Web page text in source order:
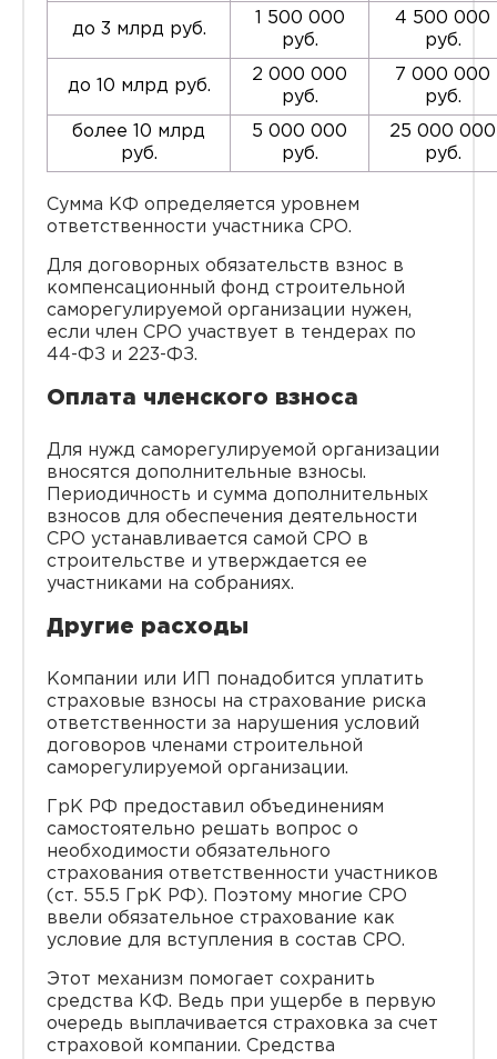
до 3 млрд руб.
1 500 000
руб.
4 500 000
руб.
до 10 млрд руб.
2 000 000
руб.
7 000 000
руб.
более 10 млрд
руб.
5 000 000
руб.
25 000 000
руб.
Сумма КФ определяется уровнем
ответственности участника СРО.
Для договорных обязательств взнос в
компенсационный фонд строительной
саморегулируемой организации нужен,
если член СРО участвует в тендерах по
44-ФЗ и 223-ФЗ.
Оплата членского взноса
Для нужд саморегулируемой организации
вносятся дополнительные взносы.
Периодичность и сумма дополнительных
взносов для обеспечения деятельности
СРО устанавливается самой СРО в
строительстве и утверждается ее
участниками на собраниях.
Другие расходы
Компании или ИП понадобится уплатить
страховые взносы на страхование риска
ответственности за нарушения условий
договоров членами строительной
саморегулируемой организации.
ГрК РФ предоставил объединениям
самостоятельно решать вопрос о
необходимости обязательного
страхования ответственности участников
(ст. 55.5 ГрК РФ). Поэтому многие СРО
ввели обязательное страхование как
условие для вступления в состав СРО.
Этот механизм помогает сохранить
средства КФ. Ведь при ущербе в первую
очередь выплачивается страховка за счет
страховой компании. Средства